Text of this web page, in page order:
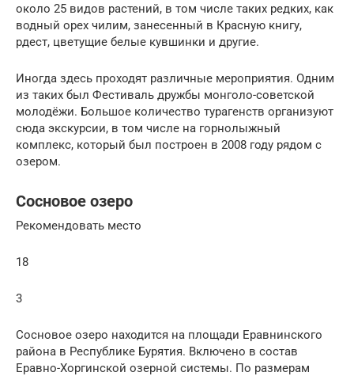
около 25 видов растений, в том числе таких редких, как
водный орех чилим, занесенный в Красную книгу,
рдест, цветущие белые кувшинки и другие.
Иногда здесь проходят различные мероприятия. Одним
из таких был Фестиваль дружбы монголо-советской
молодёжи. Большое количество турагенств организуют
сюда экскурсии, в том числе на горнолыжный
комплекс, который был построен в 2008 году рядом с
озером.
Сосновое озеро
Рекомендовать место
18
3
Сосновое озеро находится на площади Еравнинского
района в Республике Бурятия. Включено в состав
Еравно-Хоргинской озерной системы. По размерам